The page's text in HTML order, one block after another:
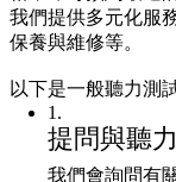
我們提供多元化服
保養與維修等。
以下是一般聽力測
1 .
提問與聽
我們會詢問有